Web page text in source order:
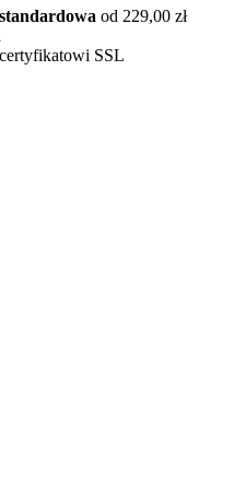
od 229,00 zł
SSL